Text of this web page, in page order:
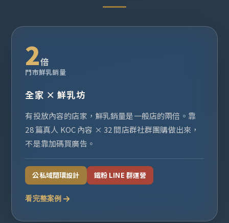
2倍
門市鮮乳銷量
全家 × 鮮乳坊
有投放內容的店家，鮮乳銷量是一般店的兩倍。靠
28 篇真人 KOC 內容 × 32 間店群社群團購做出來，
不是靠加碼買廣告。
公私域閉環設計 鐵粉 LINE 群運營
看完整案例